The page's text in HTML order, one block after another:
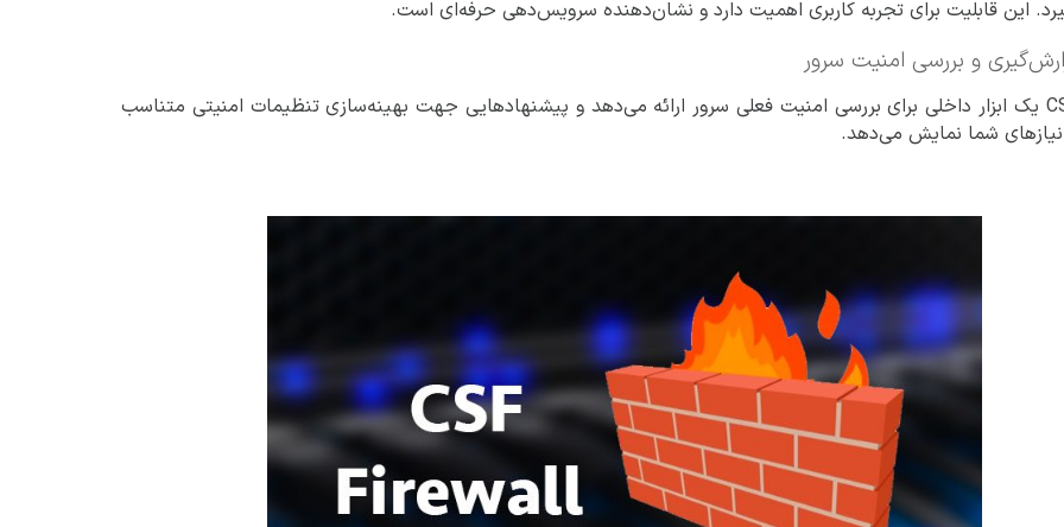
این قابلیت برای تجربه کاربری اهمیت دارد و نشان‌دهنده سرویس‌دهی حرفه‌ای است.
و بررسی امنیت سرور
CSF یک ابزار داخلی برای بررسی امنیت فعلی سرور ارائه می‌دهد و پیشنهادهایی جهت بهینه‌سازی تنظیمات امنیتی متناسب
نیازهای شما نمایش می‌دهد.